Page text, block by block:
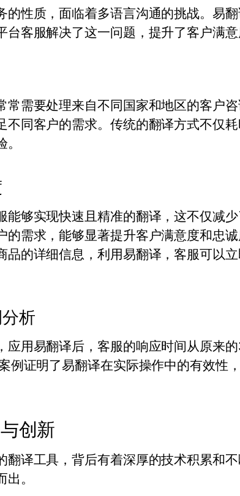
的性质，面临着多语言沟通的挑战。易
客服解决了这一问题，提升了客户满意
常需要处理来自不同国家和地区的客户
不同客户的需求。传统的翻译方式不仅
能够实现快速且精准的翻译，这不仅减
的需求，能够显著提升客户满意度和忠
品的详细信息，利用易翻译，客服可以
析
应用易翻译后，客服的响应时间从原来
例证明了易翻译在实际操作中的有效性
创新
翻译工具，背后有着深厚的技术积累和
。